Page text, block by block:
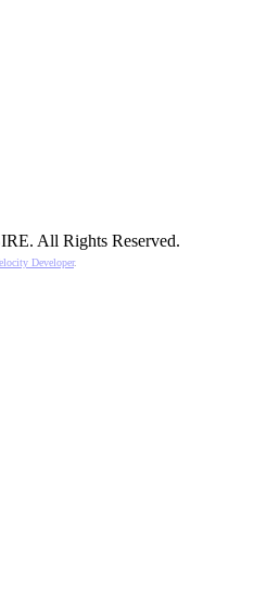
All Rights Reserved.
Developer.